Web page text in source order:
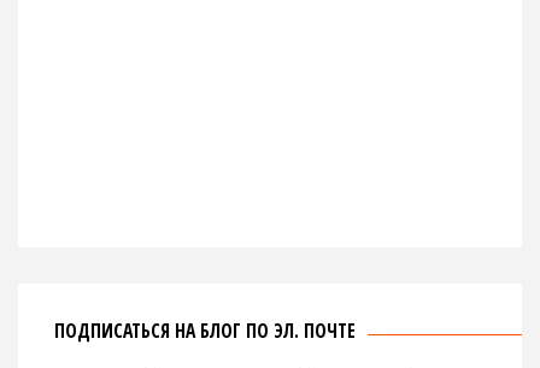
ПОДПИСАТЬСЯ НА БЛОГ ПО ЭЛ. ПОЧТЕ